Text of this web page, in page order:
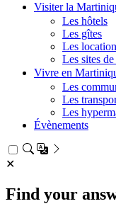
Visiter la
Les hôtels
Les gîtes
Les
Les sites
Vivre en
Les
Les
Les
Évènements
✕
Find your